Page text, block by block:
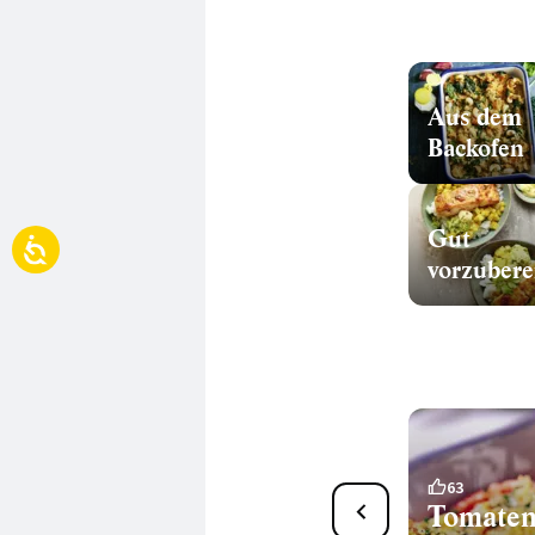
Aus dem
Backofen
Gut
Tomaten-Zucchini-Gratin
63